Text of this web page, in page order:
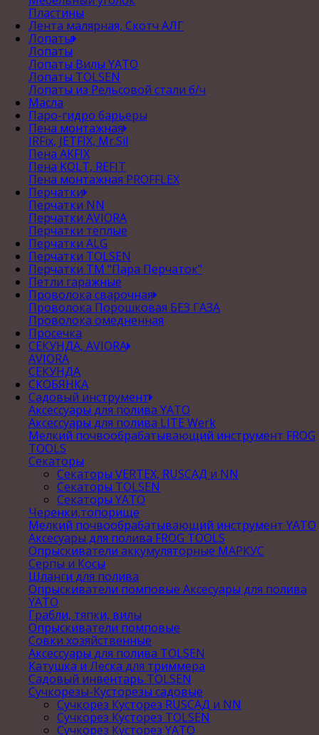
Пластины
Лента малярная, Скотч АЛГ
Лопаты
Лопаты
Лопаты Вилы YATO
Лопаты TOLSEN
Лопаты из Рельсовой стали б/ч
Масла
Паро-гидро барьеры
Пена монтажная
IRFix, JETFIX, Mr.Sil
Пена AKFIX
Пена KOLT, REFIT
Пена монтажная PROFFLEX
Перчатки
Перчатки NN
Перчатки AVIORA
Перчатки теплые
Перчатки ALG
Перчатки TOLSEN
Перчатки ТМ "Пара Перчаток"
Петли гаражные
Проволока сварочная
Проволока Порошковая БЕЗ ГАЗА
Проволока омедненная
Просечка
СЕКУНДА, AVIORA
AVIORA
СЕКУНДА
СКОБЯНКА
Садовый инструмент
Аксессуары для полива YATO
Аксессуары для полива LITE Werk
Мелкий почвообрабатывающий инструмент FROG
TOOLS
Секаторы
Секаторы VERTEX, RUSСАД и NN
Секаторы TOLSEN
Секаторы YATO
Черенки,топорище
Мелкий почвообрабатывающий инструмент YATO
Аксесуары для полива FROG TOOLS
Опрыскиватели аккумуляторные МАРКУС
Серпы и Косы
Шланги для полива
Опрыскиватели помповые Аксесуары для полива
YATO
Грабли, тяпки, вилы
Опрыскиватели помповые
Совки хозяйственные
Аксессуары для полива TOLSEN
Катушка и Леска для триммера
Садовый инвентарь TOLSEN
Сучкорезы-Кусторезы садовые
Сучкорез Кусторез RUSСАД и NN
Сучкорез Кусторез TOLSEN
Сучкорез Кусторез YATO